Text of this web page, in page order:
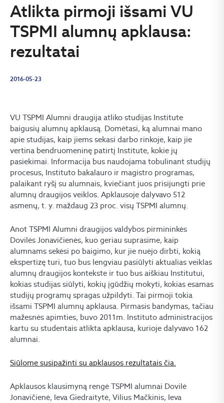
Atlikta pirmoji išsami VU
TSPMI alumnų apklausa:
rezultatai
2016-05-23
VU TSPMI Alumni draugija atliko studijas Institute
baigusių alumnų apklausą. Domėtasi, ką alumnai mano
apie studijas, kaip jiems sekasi darbo rinkoje, kaip jie
vertina bendruomeninę patirtį Institute, kokie jų
pasiekimai. Informacija bus naudojama tobulinant studijų
procesus, Instituto bakalauro ir magistro programas,
palaikant ryšį su alumnais, kviečiant juos prisijungti prie
alumnų draugijos veiklos. Apklausoje dalyvavo 512
asmenų, t. y. maždaug 23 proc. visų TSPMI alumnų.
Anot TSPMI Alumni draugijos valdybos pirmininkės
Dovilės Jonavičienės, kuo geriau suprasime, kaip
alumnams sekėsi po baigimo, kur jie nuėjo dirbti, kokią
ekspertizę turi, tuo bus lengviau pasiūlyti aktualias veiklas
alumnų draugijos kontekste ir tuo bus aiškiau Institutui,
kokias studijas siūlyti, kokių įgūdžių mokyti, kokias esamas
studijų programų spragas užpildyti. Tai pirmoji tokia
išsami TSPMI alumnų apklausa. Pirmasis bandymas, tačiau
mažesnės apimties, buvo 2011m. Instituto administracijos
kartu su studentais atlikta apklausa, kurioje dalyvavo 162
alumnai.
Siūlome susipažinti su apklausos rezultatais čia.
Apklausos klausimyną rengė TSPMI alumnai Dovilė
Jonavičienė, Ieva Giedraitytė, Vilius Mačkinis, Ieva